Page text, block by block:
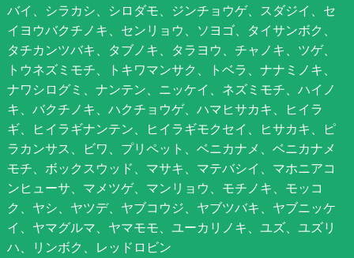
バイ、シラカシ、シロダモ、ジンチョウゲ、スダジイ、セ
イヨウバクチノキ、センリョウ、ソヨゴ、タイサンボク、
タチカンツバキ、タブノキ、タラヨウ、チャノキ、ツゲ、
トウネズミモチ、トキワマンサク、トベラ、ナナミノキ、
ナワシログミ、ナンテン、ニッケイ、ネズミモチ、ハイノ
キ、バクチノキ、ハクチョウゲ、ハマヒサカキ、ヒイラ
ギ、ヒイラギナンテン、ヒイラギモクセイ、ヒサカキ、ピ
ラカンサス、ビワ、プリペット、ベニカナメ、ベニカナメ
モチ、ボックスウッド、マサキ、マテバシイ、マホニアコ
ンヒューサ、マメツゲ、マンリョウ、モチノキ、モッコ
ク、ヤシ、ヤツデ、ヤブコウジ、ヤブツバキ、ヤブニッケ
イ、ヤマグルマ、ヤマモモ、ユーカリノキ、ユズ、ユズリ
ハ、リンボク、レッドロビン